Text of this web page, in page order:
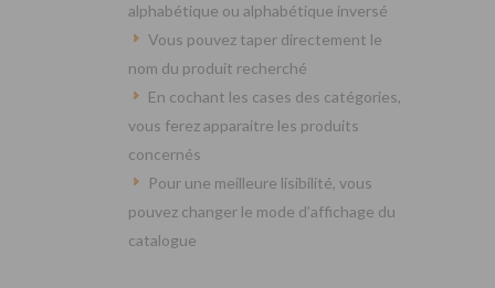
alphabétique ou alphabétique inversé
Vous pouvez taper directement le
nom du produit recherché
En cochant les cases des catégories,
vous ferez apparaitre les produits
concernés
Pour une meilleure lisibilité, vous
pouvez changer le mode d’affichage du
catalogue